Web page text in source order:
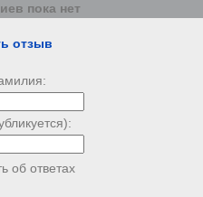
пока нет
отзыв
об ответах